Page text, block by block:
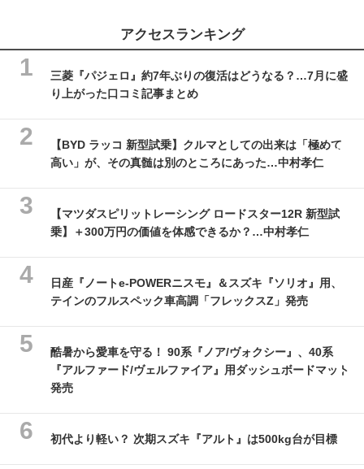
アクセスランキング
三菱『パジェロ』約7年ぶりの復活はどうなる？…7月に盛
り上がった口コミ記事まとめ
【BYD ラッコ 新型試乗】クルマとしての出来は「極めて
高い」が、その真髄は別のところにあった…中村孝仁
【マツダスピリットレーシング ロードスター12R 新型試
乗】＋300万円の価値を体感できるか？…中村孝仁
日産『ノートe-POWERニスモ』＆スズキ『ソリオ』用、
テインのフルスペック車高調「フレックスZ」発売
酷暑から愛車を守る！ 90系『ノア/ヴォクシー』、40系
『アルファード/ヴェルファイア』用ダッシュボードマット
発売
初代より軽い？ 次期スズキ『アルト』は500kg台が目標